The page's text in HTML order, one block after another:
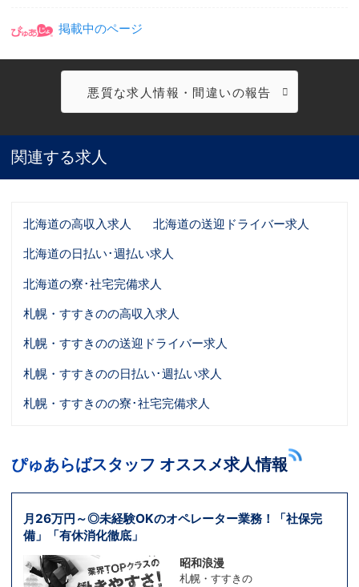
掲載中のページ
悪質な求人情報・間違いの報告
関連する求人
北海道の高収入求人
北海道の送迎ドライバー求人
北海道の日払い･週払い求人
北海道の寮･社宅完備求人
札幌・すすきのの高収入求人
札幌・すすきのの送迎ドライバー求人
札幌・すすきのの日払い･週払い求人
札幌・すすきのの寮･社宅完備求人
ぴゅあらばスタッフ オススメ求人情報
月26万円～◎未経験OKのオペレーター業務！「社保完
備」「有休消化徹底」
昭和浪漫
札幌・すすきの